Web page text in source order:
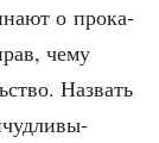
о про­ка­
чему
Назвать